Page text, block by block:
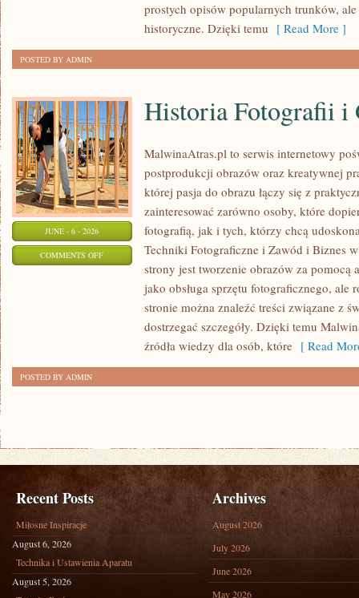
prostych opisów popularnych trunków,
historyczne. Dzięki temu [ Read More ]
POSTED BY ADMIN
JUNE - 6 - 2026
COMMENTS OFFON
FOTOGRAFII
Historia Fotografii i
MalwinaAtras.pl to serwis internetowy
postprodukcji obrazów oraz kreatywnej
której pasja do obrazu łączy się z
zainteresować zarówno osoby, które
fotografią, jak i tych, którzy chcą
Techniki Fotograficzne i Zawód i Biznes
strony jest tworzenie obrazów za pomocą
jako obsługa sprzętu fotograficznego,
stronie można znaleźć treści związane z
dostrzegać szczegóły. Dzięki temu
źródła wiedzy dla osób, które [ Read
POSTED BY ADMIN
Recent Posts
Miłosne Inspiracje
August 6, 2026
Technika i Ustawienia Aparatu
August 5, 2026
Archives
August 2026
July 2026
June 2026
May 2026